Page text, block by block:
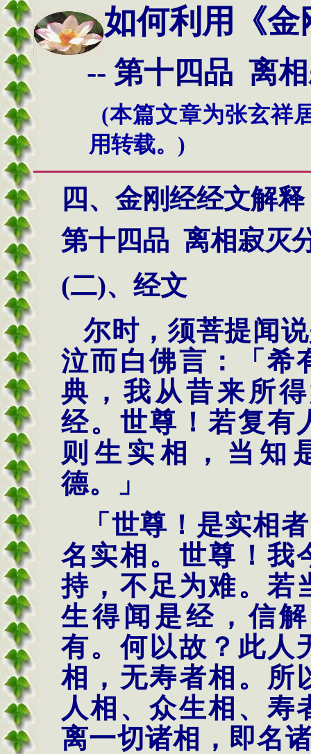
如何利用 《
-- 第十四品 离
(本篇文章为张玄祥
用转载。)
四、金刚经经文解释
第十四品 离相寂灭
(二)、经文
尔时，须菩提闻
泣而白佛言：「希
典，我从昔来所
经。世尊！若复有
则生实相，当知
德。」
「世尊！是实相
名实相。世尊！我
持，不足为难。若
生得闻是经，信
有。何以故？此人
相，无寿者相。所
人相、众生相、寿
离一切诸相，即名